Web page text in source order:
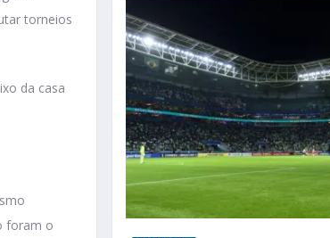
torneios
da casa
foram o